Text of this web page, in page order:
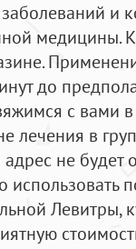
и
медицины.
до
с вами
лечения в
не будет
использовать
Левитры,